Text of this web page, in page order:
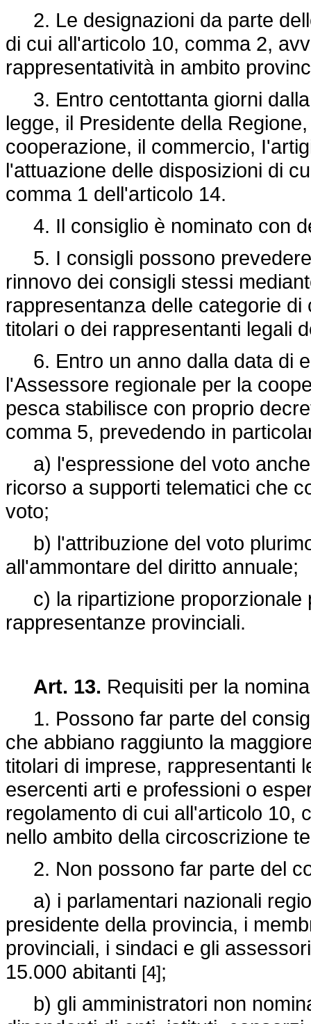
2. Le designazioni da parte
di cui all'articolo 10, comma 2,
rappresentatività in ambito
3. Entro centottanta giorni
legge, il Presidente della
cooperazione, il commercio,
l'attuazione delle disposizioni di
comma 1 dell'articolo 14.
4. Il consiglio è nominato con
5. I consigli possono
rinnovo dei consigli stessi
rappresentanza delle categorie
titolari o dei rappresentanti legali
6. Entro un anno dalla data di
l'Assessore regionale per la
pesca stabilisce con proprio
comma 5, prevedendo in
a) l'espressione del voto
ricorso a supporti telematici che
voto;
b) l'attribuzione del voto
all'ammontare del diritto annuale;
c) la ripartizione proporzionale
rappresentanze provinciali.
Art. 13. Requisiti per la
1. Possono far parte del
che abbiano raggiunto la
titolari di imprese, rappresentanti
esercenti arti e professioni o
regolamento di cui all'articolo 10,
nello ambito della circoscrizione
2. Non possono far parte del
a) i parlamentari nazionali
presidente della provincia, i
provinciali, i sindaci e gli
15.000 abitanti [4];
b) gli amministratori non